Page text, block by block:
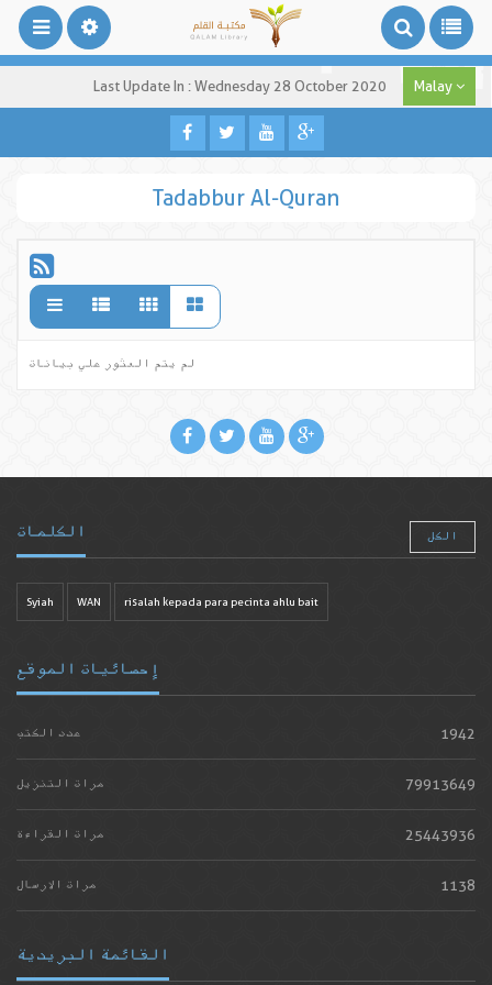
Last Update In : Wednesday 28 October 2020 Malay
Tadabbur Al-Quran
لم يتم العثور علي بيانات
الكلمات الكل
Syiah WAN risalah kepada para pecinta ahlu bait
إحصائيات الموقع
عدد الكتب 1942
مرات التنزيل 79913649
مرات القراءة 25443936
مرات الارسال 1138
القائمة البريدية